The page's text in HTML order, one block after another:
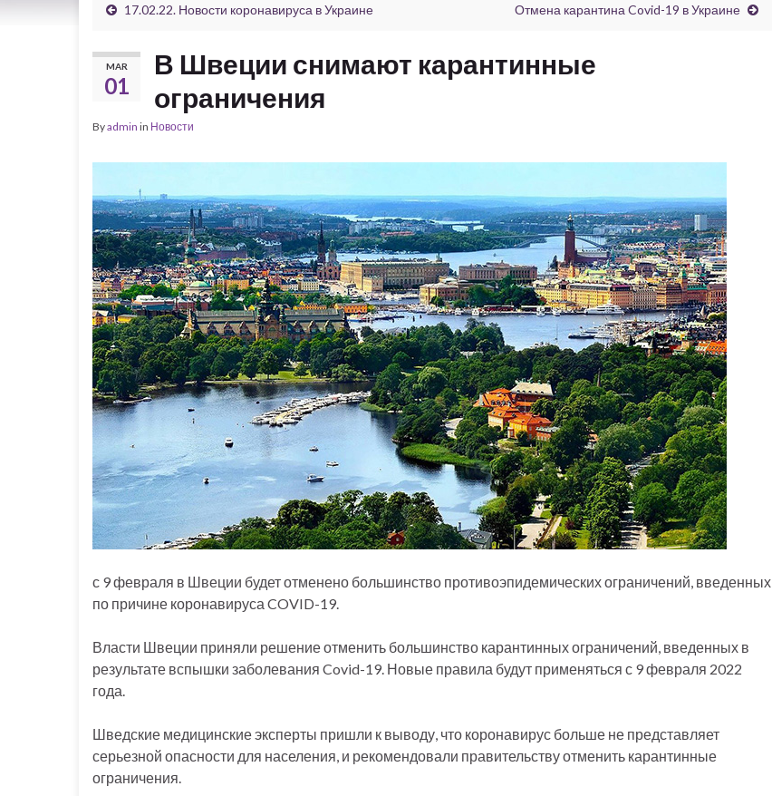
17.02.22. Новости коронавируса в Украине Отмена карантина Covid-19 в Украине
MAR
01
В Швеции снимают карантинные
ограничения
Byadmin in Новости
с 9 февраля в Швеции будет отменено большинство противоэпидемических ограничений, введенных
по причине коронавируса COVID-19.
Власти Швеции приняли решение отменить большинство карантинных ограничений, введенных в
результате вспышки заболевания Covid-19. Новые правила будут применяться с 9 февраля 2022
года.
Шведские медицинские эксперты пришли к выводу, что коронавирус больше не представляет
серьезной опасности для населения, и рекомендовали правительству отменить карантинные
ограничения.